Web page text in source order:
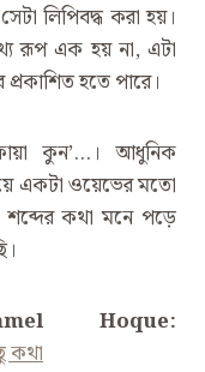
লিপিবদ্ধ করা হয়।
রূপ এক হয় না, এটা
প্রকাশিত হতে পারে।
কুন’…। আধুনিক
একটা ওয়েভের মতো
কথা মনে পড়ে
Hoque:
কথা